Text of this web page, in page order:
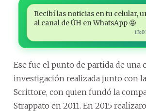
Recibí las noticias en tu celular,
al canal de ÚH en WhatsApp 🤩
Ese fue el punto de partida de una
investigación realizada junto con
Scrittore, con quien fundó la
Strappato en 2011. En 2015